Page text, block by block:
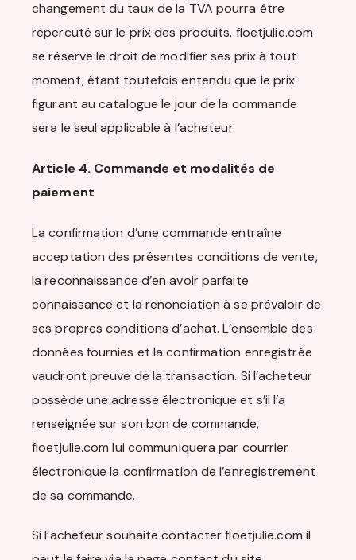
changement du taux de la TVA pourra être
répercuté sur le prix des produits. floetjulie.com
se réserve le droit de modifier ses prix à tout
moment, étant toutefois entendu que le prix
figurant au catalogue le jour de la commande
sera le seul applicable à l’acheteur.
Article 4. Commande et modalités de
paiement
La confirmation d’une commande entraîne
acceptation des présentes conditions de vente,
la reconnaissance d’en avoir parfaite
connaissance et la renonciation à se prévaloir de
ses propres conditions d’achat. L’ensemble des
données fournies et la confirmation enregistrée
vaudront preuve de la transaction. Si l’acheteur
possède une adresse électronique et s’il l’a
renseignée sur son bon de commande,
floetjulie.com lui communiquera par courrier
électronique la confirmation de l’enregistrement
de sa commande.
Si l’acheteur souhaite contacter floetjulie.com il